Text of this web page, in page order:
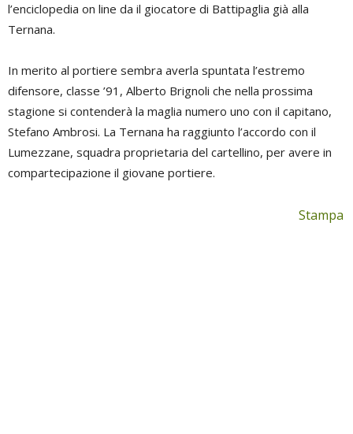
l’enciclopedia on line da il giocatore di Battipaglia già alla
Ternana.
In merito al portiere sembra averla spuntata l’estremo
difensore, classe ’91, Alberto Brignoli che nella prossima
stagione si contenderà la maglia numero uno con il capitano,
Stefano Ambrosi. La Ternana ha raggiunto l’accordo con il
Lumezzane, squadra proprietaria del cartellino, per avere in
compartecipazione il giovane portiere.
Stampa